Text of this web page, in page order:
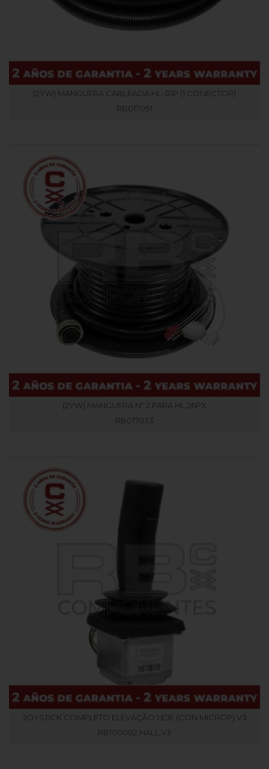
(2YW) MANGUERA CABLEADA HL-12IP (1 CONECTOR)
RB017091
(2YW) MANGUERA Nº 2 PARA HL 26PX
RB017033
JOYSTICK COMPLETO ELEVAÇÃO 1 EJE (CON MICROP) V3
RB100002.HALL.V3